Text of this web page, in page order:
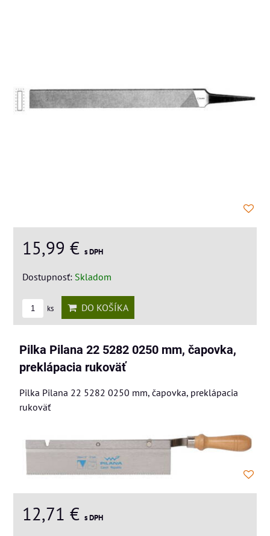
15,99 € s DPH
Dostupnosť: Skladom
ks DO KOŠÍKA
Pilka Pilana 22 5282 0250 mm, čapovka,
preklápacia rukoväť
Pilka Pilana 22 5282 0250 mm, čapovka, preklápacia
rukoväť
12,71 € s DPH